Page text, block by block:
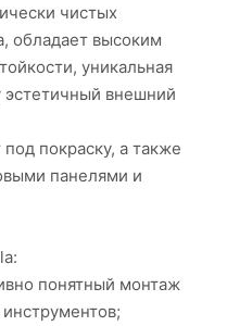
чистых
обладает высоким
уникальная
эстетичный внешний
покраску, а также
панелями и
понятный монтаж